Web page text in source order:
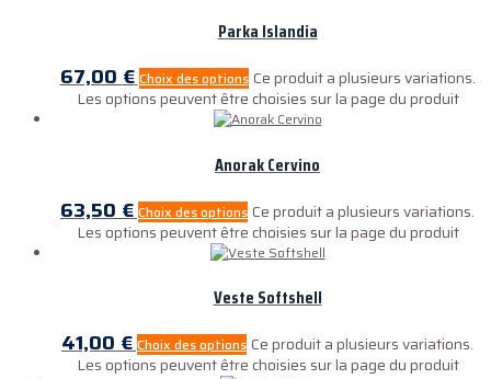
Parka Islandia
67,00€ Choix des options Ce produit a plusieurs variations.
Les options peuvent être choisies sur la page du produit
Anorak Cervino
63,50€ Choix des options Ce produit a plusieurs variations.
Les options peuvent être choisies sur la page du produit
Veste Softshell
41,00€ Choix des options Ce produit a plusieurs variations.
Les options peuvent être choisies sur la page du produit